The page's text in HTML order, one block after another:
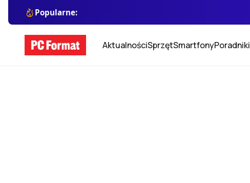
Popularne:
AktualnościSprzętSmartfonyPoradniki